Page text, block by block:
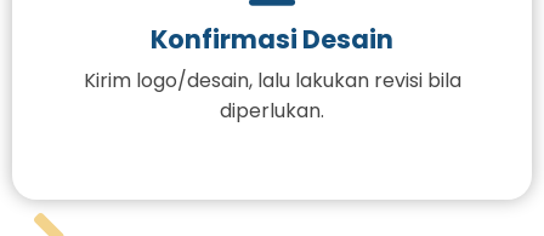
Konfirmasi Desain
Kirim logo/desain, lalu lakukan revisi bila
diperlukan.